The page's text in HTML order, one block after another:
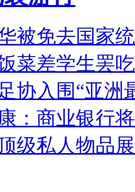
被免去国家
菜差学生罢
协入围“亚洲
：商业银行
顶级私人物品